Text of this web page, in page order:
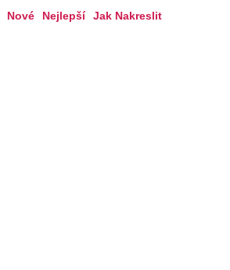
Nové Nejlepší Jak Nakreslit